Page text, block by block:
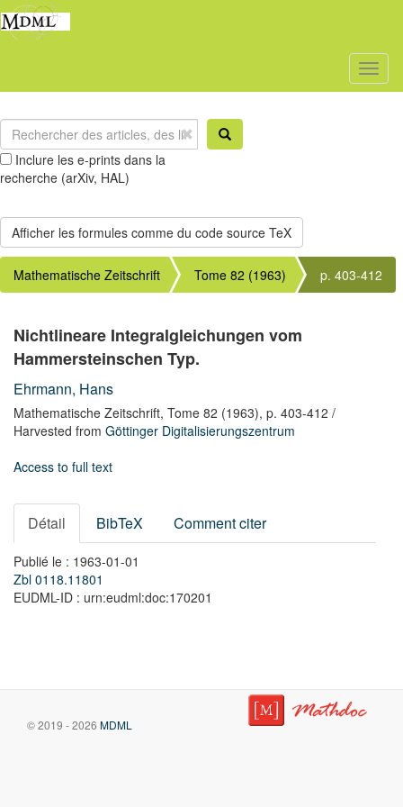
Inclure les e-prints dans la
recherche (arXiv, HAL)
Mathematische Zeitschrift Tome 82 (1963) p. 403-412
Nichtlineare Integralgleichungen vom
Hammersteinschen Typ.
Ehrmann, Hans
Mathematische Zeitschrift, Tome 82 (1963), p. 403-412 /
Harvested from Göttinger Digitalisierungszentrum
Access to full text
Détail BibTeX Comment citer
Publié le : 1963-01-01
Zbl 0118.11801
EUDML-ID : urn:eudml:doc:170201
© 2019 - 2026 MDML